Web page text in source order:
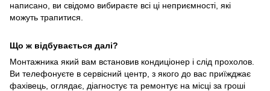
написано, ви свідомо вибираєте всі ці неприємності, які
можуть трапитися.
Що ж відбувається далі?
Монтажника який вам встановив кондиціонер і слід прохолов.
Ви телефонуєте в сервісний центр, з якого до вас приїжджає
фахівець, оглядає, діагностує та ремонтує на місці за гроші